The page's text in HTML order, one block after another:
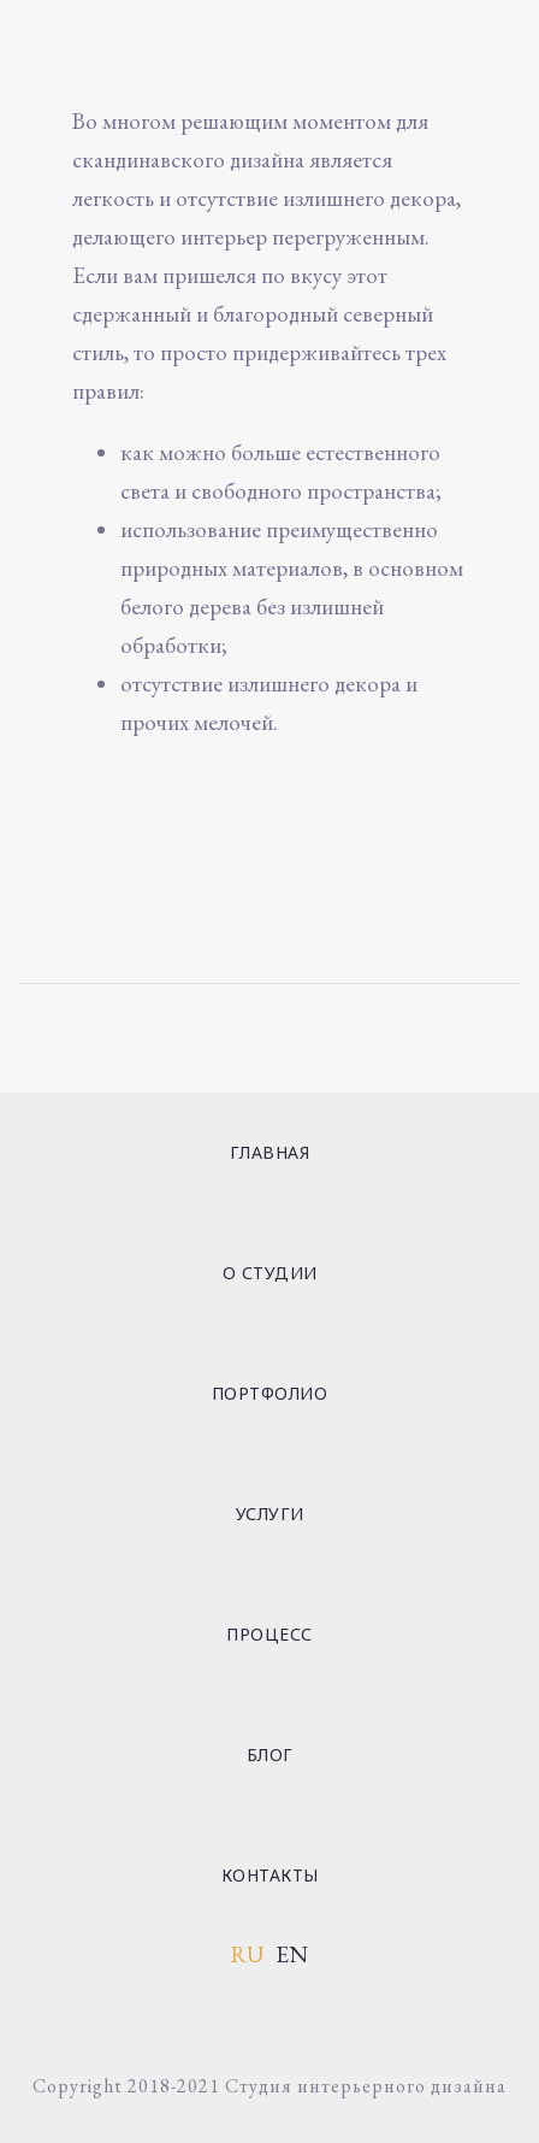
Во многом решающим моментом для
скандинавского дизайна является
легкость и отсутствие излишнего декора,
делающего интерьер перегруженным.
Если вам пришелся по вкусу этот
сдержанный и благородный северный
стиль, то просто придерживайтесь трех
правил:
как можно больше естественного
света и свободного пространства;
использование преимущественно
природных материалов, в основном
белого дерева без излишней
обработки;
отсутствие излишнего декора и
прочих мелочей.
ГЛАВНАЯ
О СТУДИИ
ПОРТФОЛИО
УСЛУГИ
ПРОЦЕСС
БЛОГ
КОНТАКТЫ
RU EN
Copyright 2018-2021 Студия интерьерного дизайна